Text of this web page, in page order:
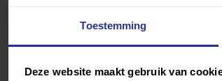
Toestemming
Deze website maakt gebruik van